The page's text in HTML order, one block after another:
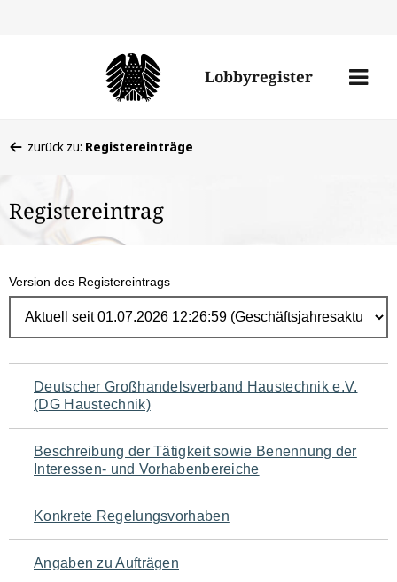
Lobbyregister
Menü
befinden
hier:
zurück zu: Registereinträge
Registereintrag
Version des Registereintrags
Navigation
für
den
Seiteninhalt
Deutscher Großhandelsverband Haustechnik e.V.
(DG Haustechnik)
Beschreibung der Tätigkeit sowie Benennung der
Interessen- und Vorhabenbereiche
Konkrete Regelungsvorhaben
Angaben zu Aufträgen